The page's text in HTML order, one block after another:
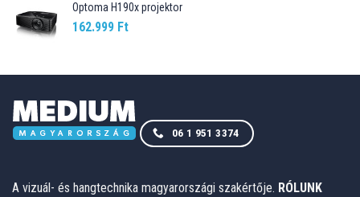
Optoma H190x projektor
162.999 Ft
06 1 951 3374
A vizuál- és hangtechnika magyarországi szakértője. RÓLUNK